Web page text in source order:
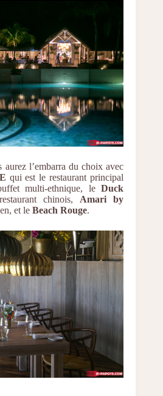
aurez l’embarra du choix avec
qui est le restaurant principal
multi-ethnique, leDuck
chinois, Amari by
et le Beach Rouge.